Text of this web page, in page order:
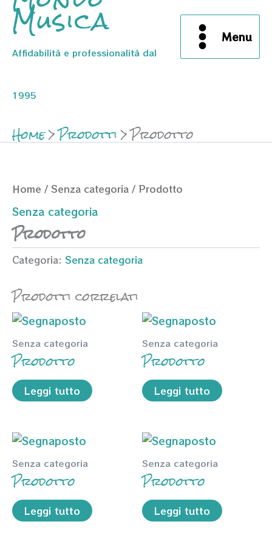
Musica
Affidabilità e professionalità dal
1995
Menu
Home Prodotti Prodotto
Home / Senza categoria / Prodotto
Senza categoria
Prodotto
Categoria: Senza categoria
Prodotti correlati
Senza categoria
Prodotto
Leggi tutto
Senza categoria
Prodotto
Leggi tutto
Senza categoria
Prodotto
Leggi tutto
Senza categoria
Prodotto
Leggi tutto